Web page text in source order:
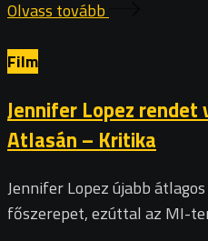
Olvass tovább
Film
Jennifer Lopez
Atlasán – Kritika
Jennifer Lopez újabb
főszerepet, ezúttal az MI-